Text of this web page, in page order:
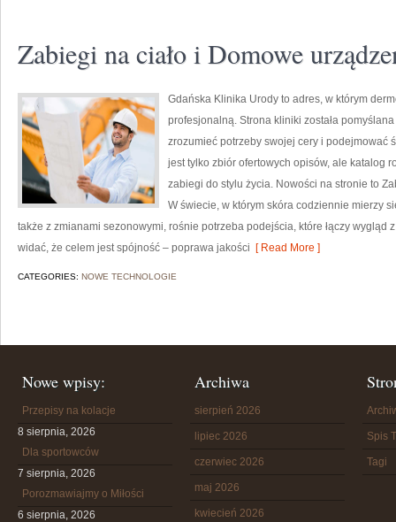
Zabiegi na ciało i Domowe
Gdańska Klinika Urody to adres, w którym
profesjonalną. Strona kliniki została
zrozumieć potrzeby swojej cery i podejmować
jest tylko zbiór ofertowych opisów, ale katalog
zabiegi do stylu życia. Nowości na stronie to
W świecie, w którym skóra codziennie mierzy
także z zmianami sezonowymi, rośnie potrzeba podejścia, które łączy
widać, że celem jest spójność – poprawa jakości [ Read More ]
CATEGORIES: NOWE TECHNOLOGIE
Nowe wpisy:
Przepisy na kolacje
8 sierpnia, 2026
Dla sportowców
7 sierpnia, 2026
Porozmawiajmy o Miłości
6 sierpnia, 2026
Archiwa
sierpień 2026
lipiec 2026
czerwiec 2026
maj 2026
kwiecień 2026
Spis
Tagi